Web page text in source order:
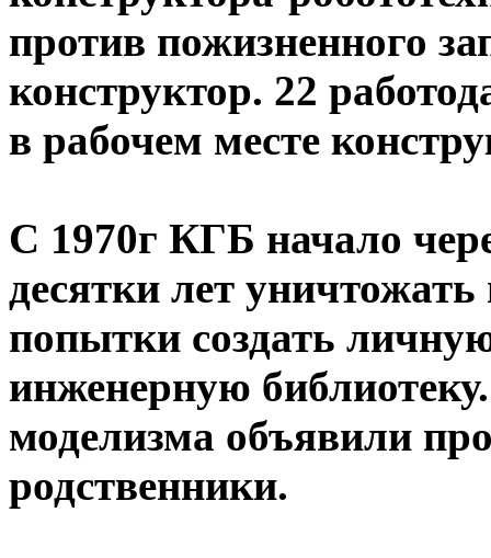
против пожизненного
конструктор. 22
в рабочем месте
С 1970г КГБ начало
десятки лет
попытки создать
инженерную
моделизма объявили
родственники.